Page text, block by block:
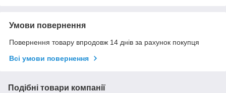
Умови повернення
Повернення товару впродовж 14 днів за рахунок покупця
Всі умови повернення
Подібні товари компанії